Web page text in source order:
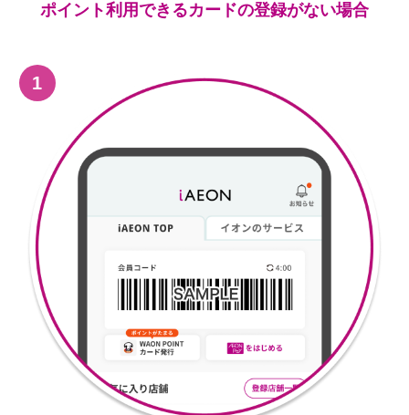
ポイント利用できるカードの登録がない場合
1